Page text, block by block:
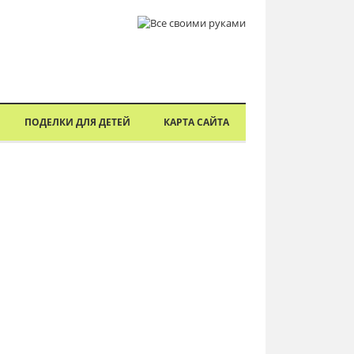
ПОДЕЛКИ ДЛЯ ДЕТЕЙ КАРТА САЙТА